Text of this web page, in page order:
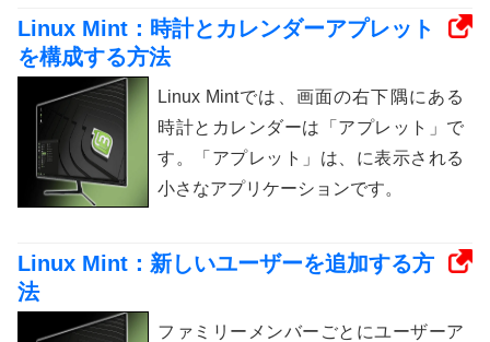
Linux Mint：時計とカレンダーアプレット
を構成する方法
Linux Mintでは、画面の右下隅にある
時計とカレンダーは「アプレット」で
す。「アプレット」は、に表示される
小さなアプリケーションです。
Linux Mint：新しいユーザーを追加する方
法
ファミリーメンバーごとにユーザーア